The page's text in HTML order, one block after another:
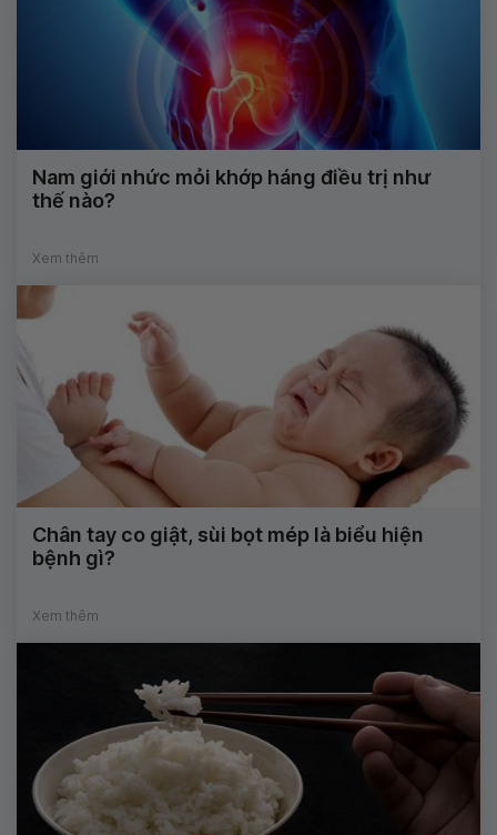
Nam giới nhức mỏi khớp háng điều trị như
thế nào?
Xem thêm
Chân tay co giật, sùi bọt mép là biểu hiện
bệnh gì?
Xem thêm